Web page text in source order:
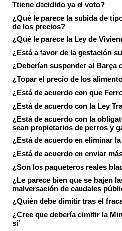
Ttiene decidido ya el voto?
¿Qué le parece la subida de
de los precios?
¿Qué le parece la Ley de
¿Está a favor de la gestación
¿Deberían suspender al Barça
¿Topar el precio de los
¿Está de acuerdo con que
¿Está de acuerdo con la Ley
¿Está de acuerdo con la
sean propietarios de perros y
¿Está de acuerdo en eliminar
¿Está de acuerdo en enviar
¿Son los paqueteros reales
¿Le parece bien que se bajen
malversación de caudales
¿Quién debe dimitir tras el
¿Cree que debería dimitir la
sí'